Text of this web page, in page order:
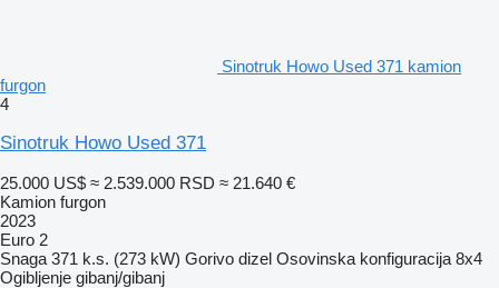
Sinotruk Howo Used 371 kamion
furgon
4
Sinotruk Howo Used 371
25.000 US$ ≈ 2.539.000 RSD ≈ 21.640 €
Kamion furgon
2023
Euro 2
Snaga 371 k.s. (273 kW) Gorivo dizel Osovinska konfiguracija 8x4
Ogibljenje gibanj/gibanj